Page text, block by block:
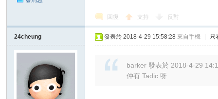
回復 支持 反對
24cheung 發表於 2018-4-29 15:58:28 來自手機 只
barker 發表於 2018-4-29
仲有 Tadic 呀